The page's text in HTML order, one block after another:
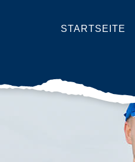
STARTSEITE